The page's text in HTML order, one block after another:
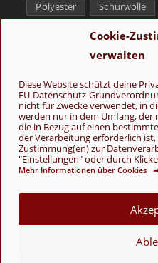
Cookie-
verwalten
Diese Website schützt deine
EU-Datenschutz-
nicht für Zwecke verwendet, in
werden nur in dem Umfang, der
die in Bezug auf einen
der Verarbeitung erforderlich
Zustimmung(en) zur
"Einstellungen" oder durch
Mehr Informationen über Cookies
Polyester
Schurwolle
Folge uns
© Copyright
VERTRAG